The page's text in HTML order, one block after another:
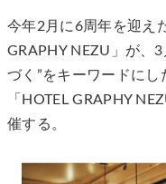
今年2月に6周年を迎え
GRAPHY NEZU」が、
づく”をキーワードにし
「HOTEL GRAPHY
催する。